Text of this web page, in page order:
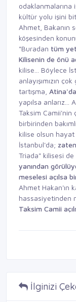
odaklanmalarına
kültür yolu işini
Ahmet, Bakanın
köşesinden
"Buradan tüm
Kilisenin de önü
kilise... Böylece
anlayışımızın
tartışma,
yapılsa anlarız...
Taksim Camii'nin
birbirinden
kilise olsun
İstanbul'da; zaten
Triada" kilisesi de
yanından
meselesi açılsa
Ahmet Hakan'ın
hassasiyetinden
Taksim Camii
İlginizi